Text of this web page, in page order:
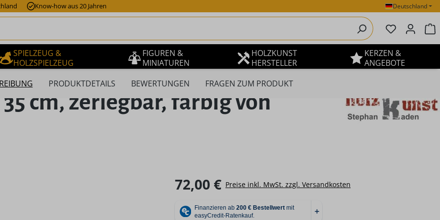
Know-how aus 20 Jahren Deutschland
Du hast 0
SPIELZEUG &
HOLZSPIELZEUG
FIGUREN &
MINIATUREN
HOLZKUNST
HERSTELLER
KERZEN &
ANGEBOTE
PRODUKTDETAILS BEWERTUNGEN FRAGEN ZUM PRODUKT
cm, zerlegbar, farbig von
Regulärer Preis:
72,00 € Preise inkl. MwSt. zzgl. Versandkosten